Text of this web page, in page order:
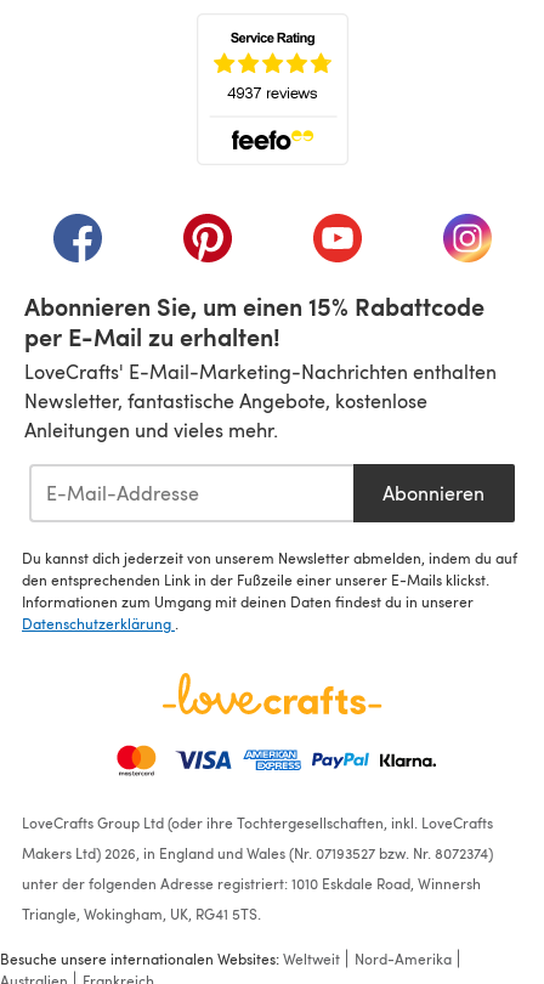
(öffnet sich in einem neuen Tab)
(öffnet sich in einem neuen Tab)
(öffnet sich in einem
(öffnet
Abonnieren Sie, um einen 15% Rabattcode
per E-Mail zu erhalten!
LoveCrafts' E-Mail-Marketing-Nachrichten enthalten
Newsletter, fantastische Angebote, kostenlose
Anleitungen und vieles mehr.
Abonnieren
Du kannst dich jederzeit von unserem Newsletter abmelden, indem du auf
den entsprechenden Link in der Fußzeile einer unserer E-Mails klickst.
Informationen zum Umgang mit deinen Daten findest du in unserer
Datenschutzerklärung
LoveCrafts Group Ltd (oder ihre Tochtergesellschaften, inkl. LoveCrafts
Makers Ltd) 2026, in England und Wales (Nr. 07193527 bzw. Nr. 8072374)
unter der folgenden Adresse registriert: 1010 Eskdale Road, Winnersh
Triangle, Wokingham, UK, RG41 5TS.
Besuche unsere internationalen Websites:Weltweit
Nord-Amerika